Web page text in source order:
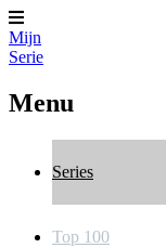
Mijn
Serie
Menu
Series
Top 100